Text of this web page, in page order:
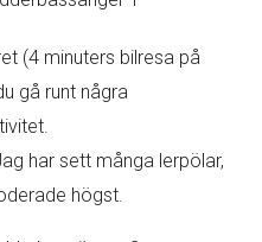
(4 minuters bilresa på
gå runt några
har sett många lerpölar,
högst.